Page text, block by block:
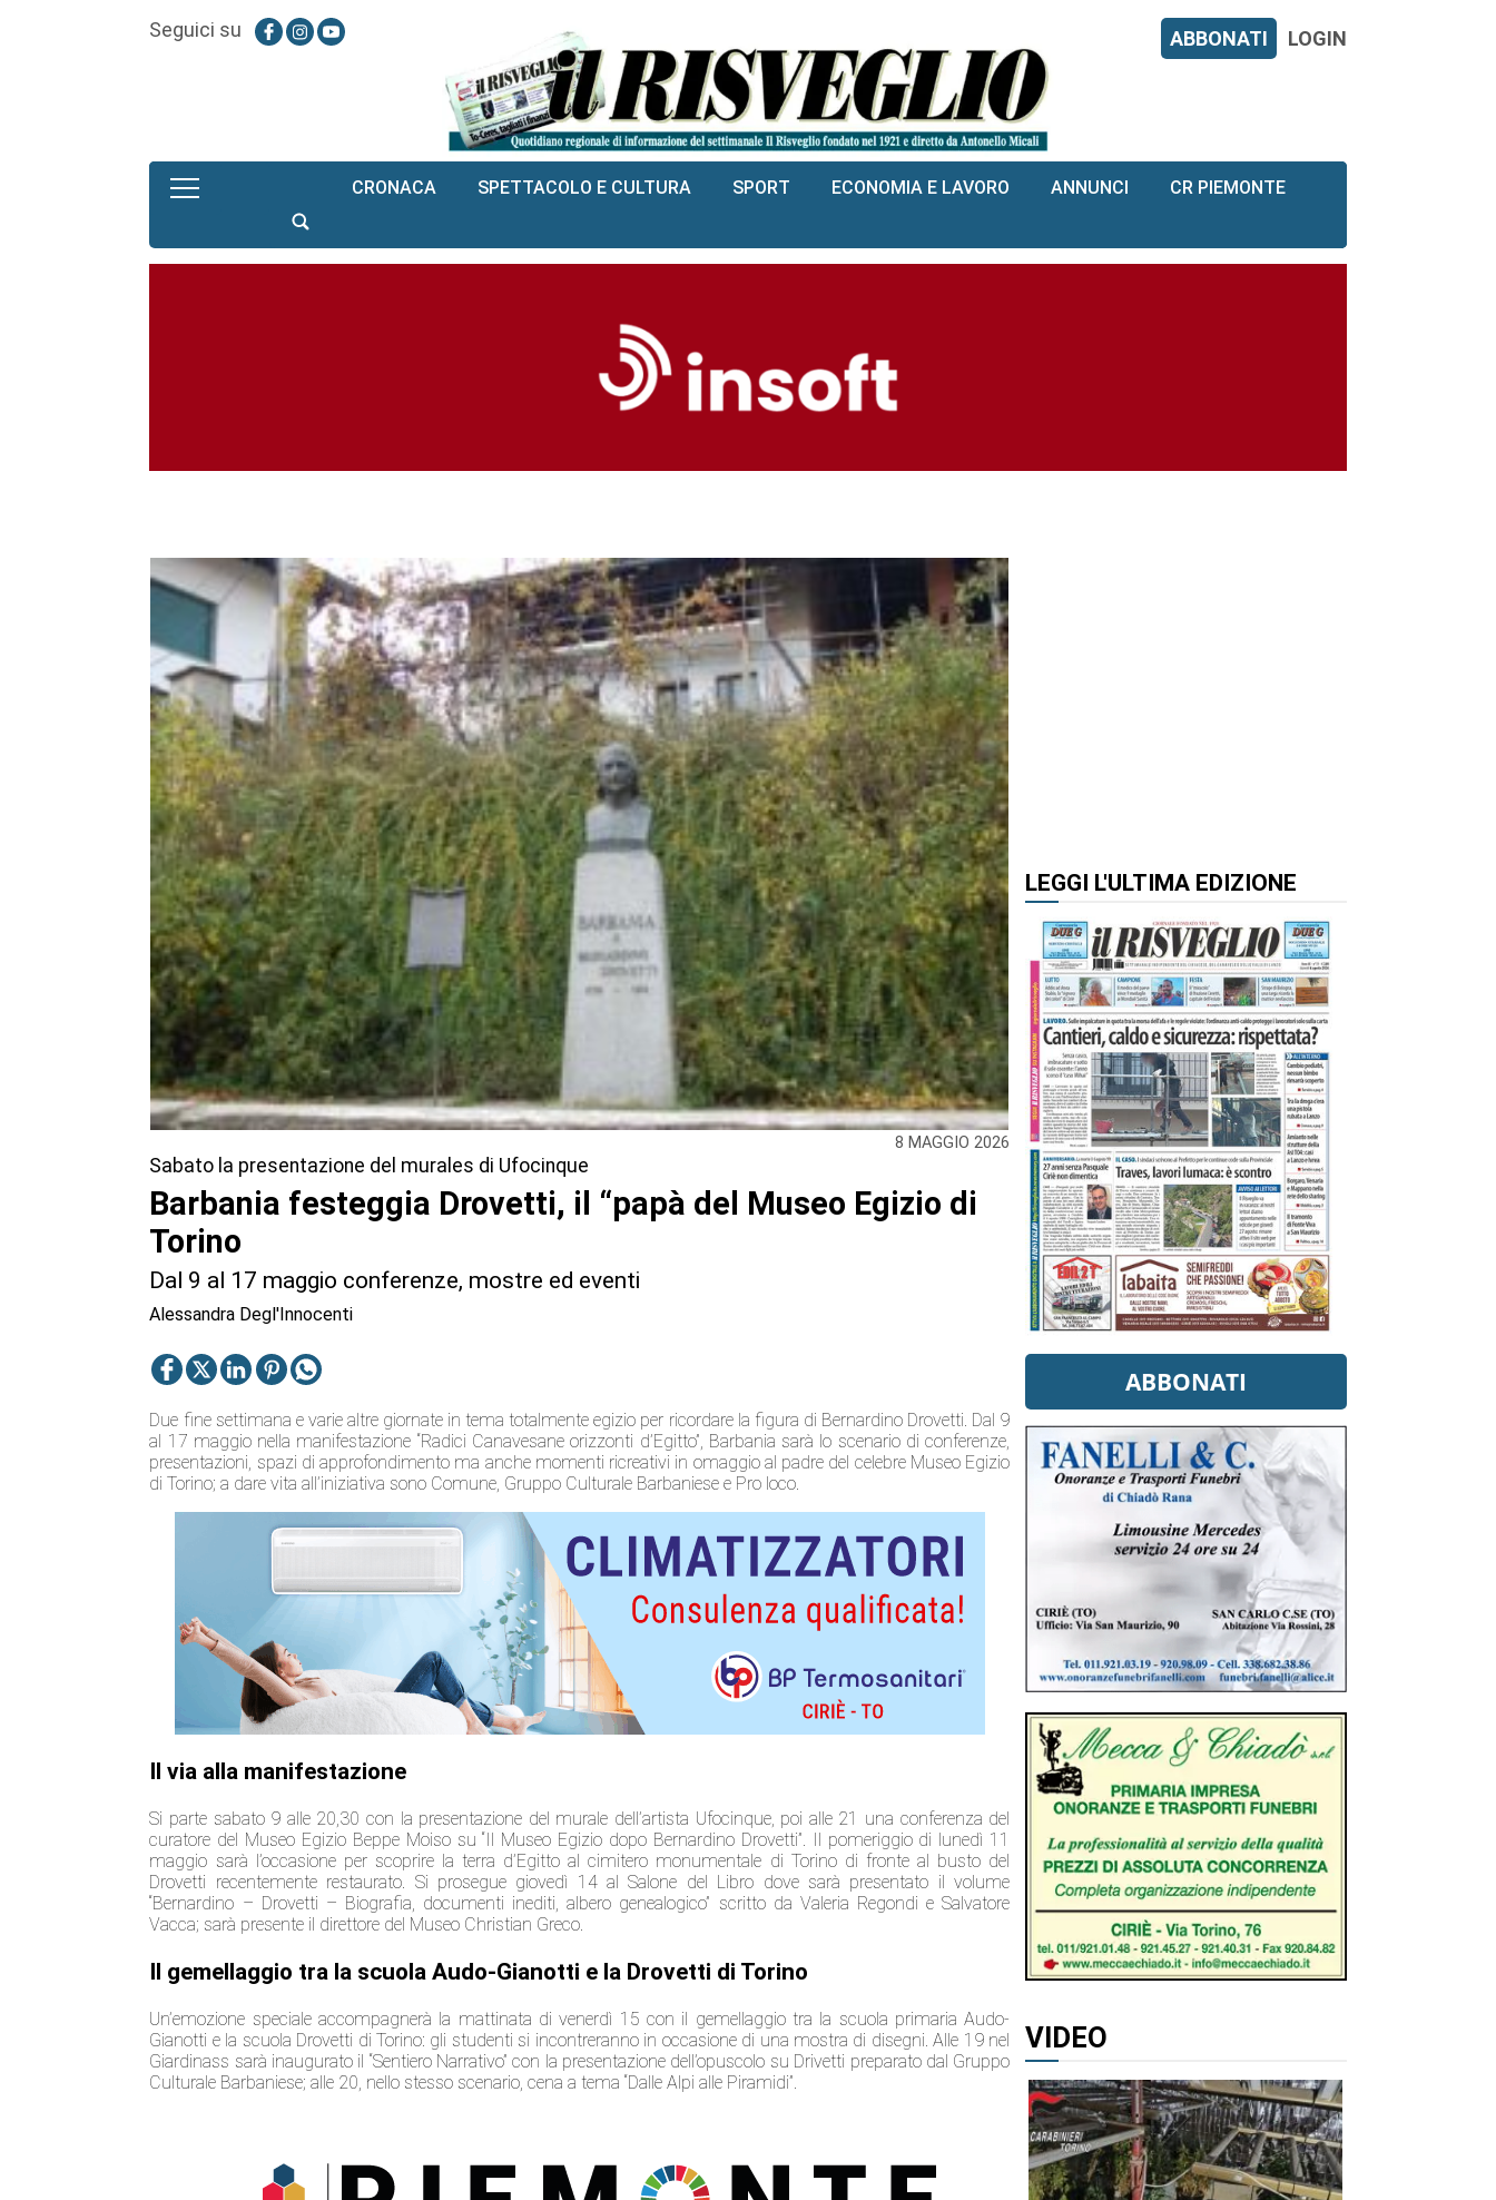
Seguici su ABBONATI LOGIN
CRONACA SPETTACOLO E CULTURA SPORT ECONOMIA E LAVORO ANNUNCI CR PIEMONTE
8 MAGGIO 2026
Sabato la presentazione del murales di Ufocinque
Barbania festeggia Drovetti, il “papà del Museo Egizio di
Torino
Dal 9 al 17 maggio conferenze, mostre ed eventi
Alessandra Degl'Innocenti
Due fine settimana e varie altre giornate in tema totalmente egizio per ricordare la figura di Bernardino Drovetti. Dal 9
al 17 maggio nella manifestazione “Radici Canavesane orizzonti d’Egitto”, Barbania sarà lo scenario di conferenze,
presentazioni, spazi di approfondimento ma anche momenti ricreativi in omaggio al padre del celebre Museo Egizio
di Torino; a dare vita all’iniziativa sono Comune, Gruppo Culturale Barbaniese e Pro loco.
Il via alla manifestazione
Si parte sabato 9 alle 20,30 con la presentazione del murale dell’artista Ufocinque, poi alle 21 una conferenza del
curatore del Museo Egizio Beppe Moiso su “Il Museo Egizio dopo Bernardino Drovetti”. Il pomeriggio di lunedì 11
maggio sarà l’occasione per scoprire la terra d’Egitto al cimitero monumentale di Torino di fronte al busto del
Drovetti recentemente restaurato. Si prosegue giovedì 14 al Salone del Libro dove sarà presentato il volume
“Bernardino – Drovetti – Biografia, documenti inediti, albero genealogico” scritto da Valeria Regondi e Salvatore
Vacca; sarà presente il direttore del Museo Christian Greco.
Il gemellaggio tra la scuola Audo-Gianotti e la Drovetti di Torino
Un’emozione speciale accompagnerà la mattinata di venerdì 15 con il gemellaggio tra la scuola primaria Audo-
Gianotti e la scuola Drovetti di Torino: gli studenti si incontreranno in occasione di una mostra di disegni. Alle 19 nel
Giardinass sarà inaugurato il “Sentiero Narrativo” con la presentazione dell’opuscolo su Drivetti preparato dal Gruppo
Culturale Barbaniese; alle 20, nello stesso scenario, cena a tema “Dalle Alpi alle Piramidi”.
LEGGI L'ULTIMA EDIZIONE
ABBONATI
VIDEO